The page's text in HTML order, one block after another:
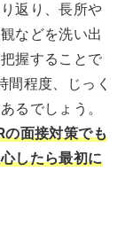
返り、長所や
などを洗い出
握することで
間程度、じっく
るでしょう。
の面接対策でも
したら最初に